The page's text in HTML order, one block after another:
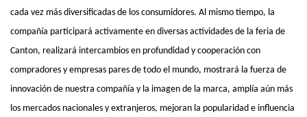
cada vez más diversificadas de los consumidores. Al mismo tiempo, la
compañía participará activamente en diversas actividades de la feria de
Canton, realizará intercambios en profundidad y cooperación con
compradores y empresas pares de todo el mundo, mostrará la fuerza de
innovación de nuestra compañía y la imagen de la marca, amplía aún más
los mercados nacionales y extranjeros, mejoran la popularidad e influencia